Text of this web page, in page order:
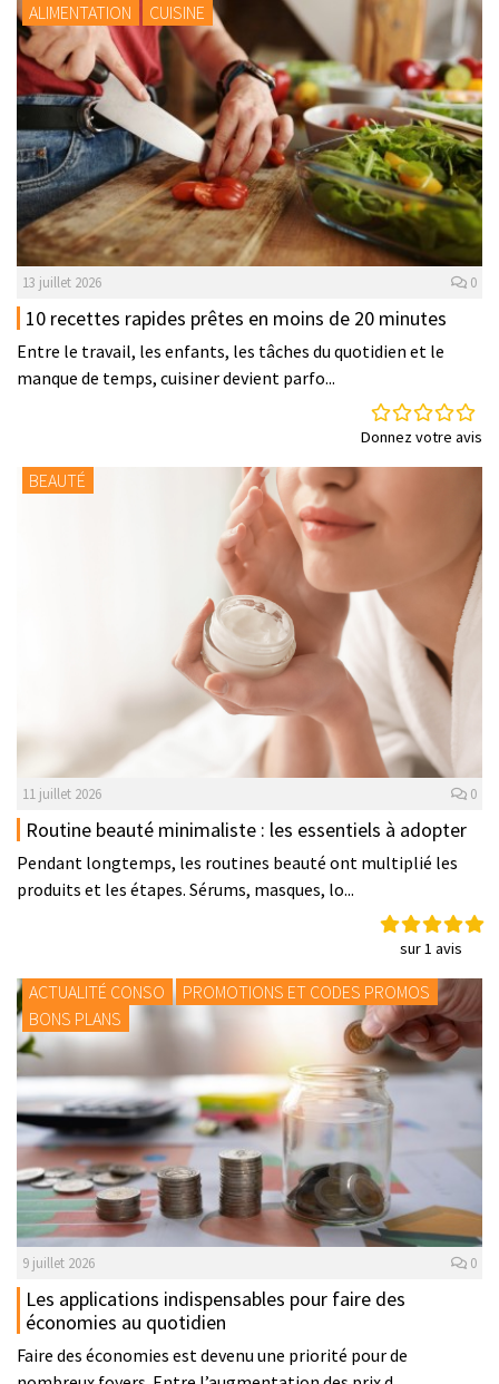
ALIMENTATION CUISINE
13 juillet 2026 0
10 recettes rapides prêtes en moins de 20 minutes
Entre le travail, les enfants, les tâches du quotidien et le
manque de temps, cuisiner devient parfo...
Donnez votre avis
BEAUTÉ
11 juillet 2026 0
Routine beauté minimaliste : les essentiels à adopter
Pendant longtemps, les routines beauté ont multiplié les
produits et les étapes. Sérums, masques, lo...
sur 1 avis
ACTUALITÉ CONSO
PROMOTIONS ET CODES PROMOS
BONS PLANS
9 juillet 2026 0
Les applications indispensables pour faire des
économies au quotidien
Faire des économies est devenu une priorité pour de